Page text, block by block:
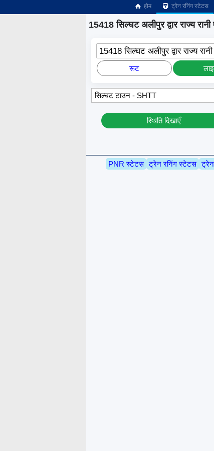
होम ट्रेन रनिंग स्टेटस
15418 सिल्घट अलीपुर द्वार राज्य
15418 सिल्घट अलीपुर द्वार राज्य
रूट
स्थिति दिखाएँ
PNR स्टेटस ट्रेन रनिंग स्टेटस